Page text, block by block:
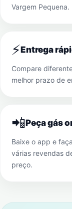
Vargem Pequena.
⚡Entrega
Compare
melhor prazo de
📲Peça gás
Baixe o app e
várias revendas
preço.